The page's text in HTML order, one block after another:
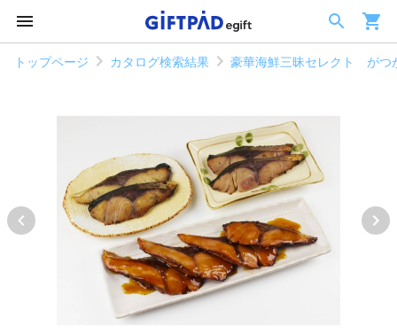
トップページ カタログ検索結果 豪華海鮮三昧セレクト がつ